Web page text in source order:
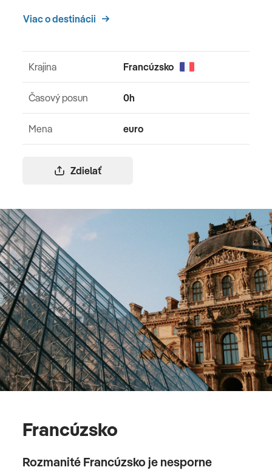
Viac o destinácii
Zdielať
Krajina Francúzsko
Časový posun 0h
Mena euro
Francúzsko
Rozmanité Francúzsko je nesporne